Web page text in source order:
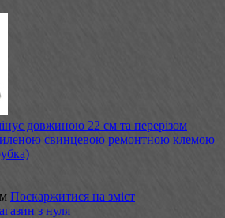
довжиною 22 см та перерізом
свинцевою ремонтною клемою
Поскаржитися на зміст
з нуля